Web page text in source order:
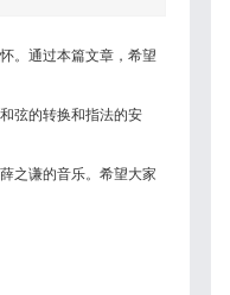
。通过本篇文章，希望
弦的转换和指法的安
之谦的音乐。希望大家